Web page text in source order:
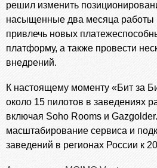
решил изменить
насыщенные два месяца работы
привлечь новых
платформу, а также провести
внедрений.
К настоящему моменту «Бит за
около 15 пилотов в заведениях
включая Soho Rooms и
масштабирование сервиса и
заведений в регионах России к